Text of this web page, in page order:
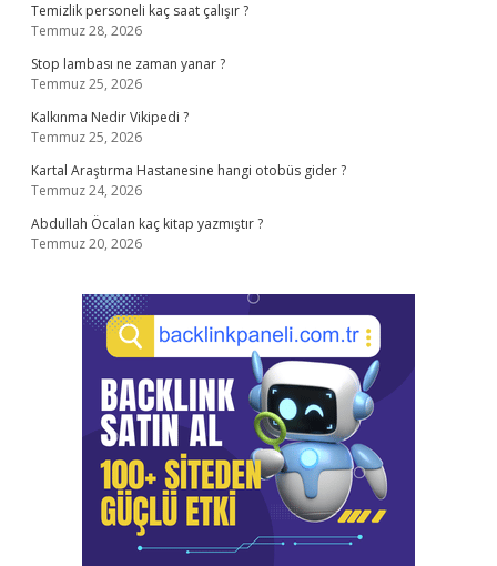
Temizlik personeli kaç saat çalışır ?
Temmuz 28, 2026
Stop lambası ne zaman yanar ?
Temmuz 25, 2026
Kalkınma Nedir Vikipedi ?
Temmuz 25, 2026
Kartal Araştırma Hastanesine hangi otobüs gider ?
Temmuz 24, 2026
Abdullah Öcalan kaç kitap yazmıştır ?
Temmuz 20, 2026